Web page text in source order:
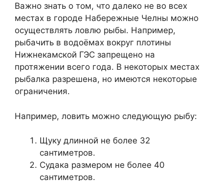
Важно знать о том, что далеко не во всех
местах в городе Набережные Челны можно
осуществлять ловлю рыбы. Например,
рыбачить в водоёмах вокруг плотины
Нижнекамской ГЭС запрещено на
протяжении всего года. В некоторых местах
рыбалка разрешена, но имеются некоторые
ограничения.
Например, ловить можно следующую рыбу:
Щуку длинной не более 32
сантиметров.
Судака размером не более 40
сантиметров.